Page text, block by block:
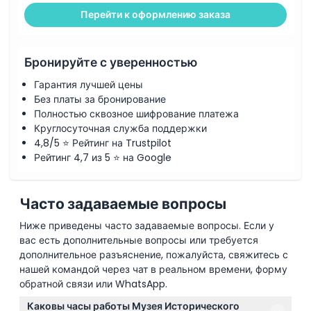
Перейти к оформлению заказа
Бронируйте с уверенностью
Гарантия лучшей цены
Без платы за бронирование
Полностью сквозное шифрование платежа
Круглосуточная служба поддержки
4,8/5 ⭐ Рейтинг на Trustpilot
Рейтинг 4,7 из 5 ⭐ на Google
Часто задаваемые вопросы
Ниже приведены часто задаваемые вопросы. Если у
вас есть дополнительные вопросы или требуется
дополнительное разъяснение, пожалуйста, свяжитесь с
нашей командой через чат в реальном времени, форму
обратной связи или WhatsApp.
Каковы часы работы Музея Исторического